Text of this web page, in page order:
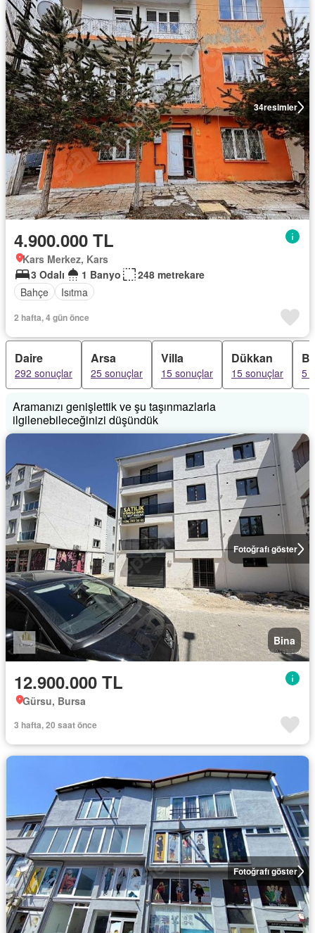
34resimler
4.900.000 TL
Kars Merkez, Kars
3 Odalı
1 Banyo
248 metrekare
Bahçe
Isıtma
2 hafta, 4 gün önce
Daire
292 sonuçlar
Arsa
25 sonuçlar
Villa
15 sonuçlar
Dükkan
15 sonuçlar 5
Aramanızı genişlettik ve şu taşınmazlarla
ilgilenebileceğinizi düşündük
Fotoğrafı göster
Bina
12.900.000 TL
Gürsu, Bursa
3 hafta, 20 saat önce
Fotoğrafı göster